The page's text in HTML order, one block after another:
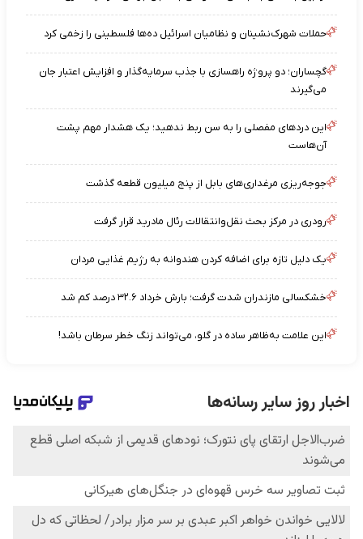
حملات شهرک‌نشینان و نظامیان اسرائیل ده‌ها فلسطینی را زخمی کرد
گچساران؛ دو پروژه راهسازی با جذب سرمایه‌گذار و افزایش اعتبار جان
می‌گیرند
این دردهای مفصلی را به سن ربط ندهید؛ یک هشدار مهم پشت
آن‌هاست
جوجه‌ریزی مرغداری‌های بابل از پنج میلیون قطعه گذشت
رودری در مرکز بحث نقل‌وانتقالات رئال مادرید قرار گرفت
یک دلیل تازه برای اضافه کردن هندوانه به رژیم غذایی مردان
خشکسالی مازندران شدت گرفت؛ بارش خرداد ۳۲.۶ درصد کم شد
این علامت به‌ظاهر ساده در گلو، می‌تواند زنگ خطر سرطان باشد!